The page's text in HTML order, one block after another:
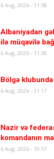
6 Aug, 2026 - 11:58
Albaniyadan
ilə müqavilə
6 Aug, 2026 - 11:38
Bölgə
6 Aug, 2026 - 11:17
Nazir və
komandanın
6 Aug, 2026 - 10:57